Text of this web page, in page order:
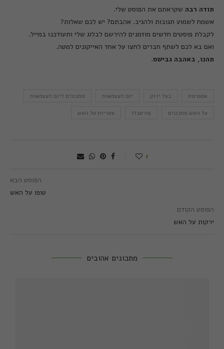
תודה רבה שקראתם את הפוסט שלי.
אשמח לשמוע תגובות ולהגיב. אהבתם? יש לכם שאלות?
לקבלת פוסטים חדשים מוזמנים להירשם לבלוג שלי ותעודכנו במייל.
ואם בא לכם לשתף חברים לחצו על אחד האייקונים למטה.
תהנו, באהבה גבישס.
אספרגוס בצל ירוק יום העצמאות מתכונים ליום העצמאות
על האש מתכונים פורטבלו פטריות על האש
1
הפוסט הבא
טופו על האש
הפוסט הקודם
ירקות על האש
מתכונים אהובים